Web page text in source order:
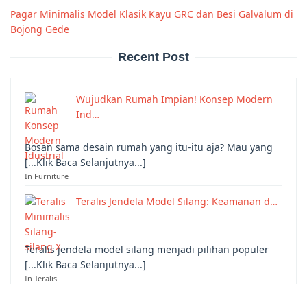
Pagar Minimalis Model Klasik Kayu GRC dan Besi Galvalum di
Bojong Gede
Recent Post
Wujudkan Rumah Impian! Konsep Modern
Ind…
Bosan sama desain rumah yang itu-itu aja? Mau yang
[...Klik Baca Selanjutnya...]
In Furniture
Teralis Jendela Model Silang: Keamanan d…
Teralis jendela model silang menjadi pilihan populer
[...Klik Baca Selanjutnya...]
In Teralis